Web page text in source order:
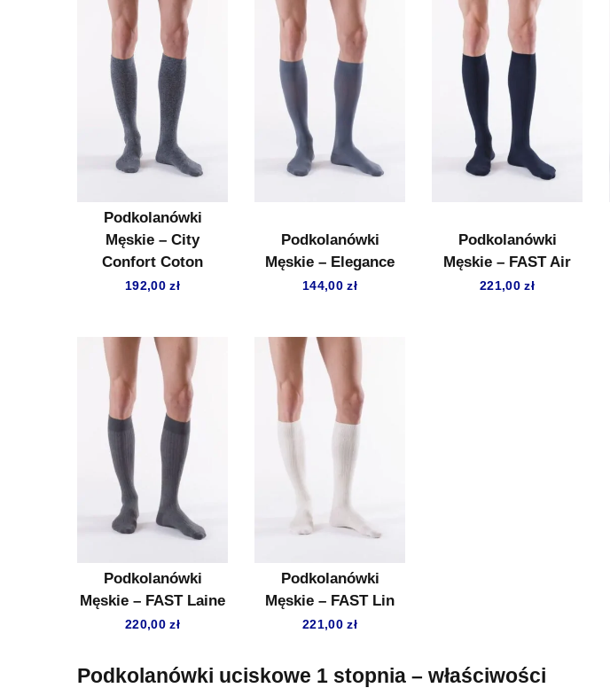
Podkolanówki
Męskie – City
Confort Coton
192,00zł
Podkolanówki
Męskie – Elegance
144,00zł
Podkolanówki
Męskie – FAST Air
221,00zł
Podkolanówki
Męskie – FAST Laine
220,00zł
Podkolanówki
Męskie – FAST Lin
221,00zł
Podkolanówki uciskowe 1 stopnia – właściwości